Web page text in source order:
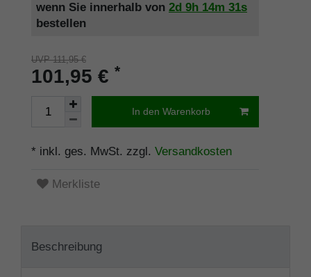
wenn Sie innerhalb von 2d 9h 14m 31s
bestellen
UVP 111,95 €
101,95 € *
In den Warenkorb
* inkl. ges. MwSt. zzgl. Versandkosten
Merkliste
Beschreibung